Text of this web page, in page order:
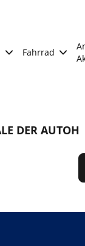
Fahrrad
DER AUTOH